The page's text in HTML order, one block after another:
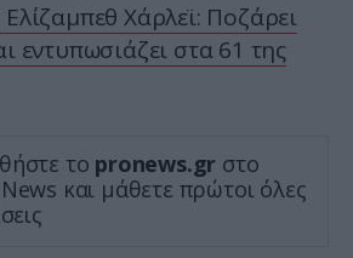
Χάρλεϊ: Ποζάρει
εντυπωσιάζει στα 61 της
το pronews.gr στο
και μάθετε πρώτοι όλες